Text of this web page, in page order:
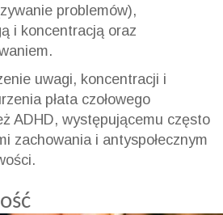
problemów),
i koncentracją oraz
uwagi, koncentracji i
płata czołowego
ADHD, występującemu często
zachowania i antyspołecznym